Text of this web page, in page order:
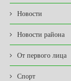
Новости
Новости района
От первого лица
Спорт